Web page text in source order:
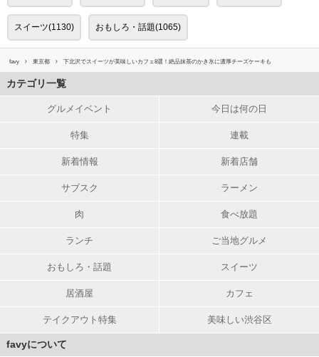
スイーツ(1130) おもしろ・話題(1065)
favy 東京都 下北沢でスイーツが美味しいカフェ8選！絶品抹茶のかき氷に濃厚チーズケーキも
カテゴリ一覧
グルメイベント 今日は何の日
特集 連載
新着情報 新着店舗
サブスク ラーメン
肉 食べ放題
ランチ ご当地グルメ
おもしろ・話題 スイーツ
居酒屋 カフェ
テイクアウト特集 美味しい渋谷区
favyについて